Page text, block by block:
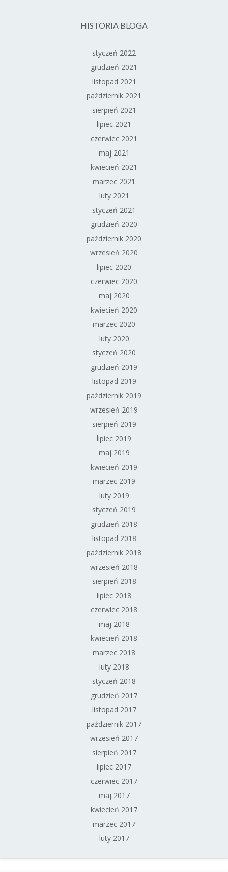
HISTORIA BLOGA
styczeń 2022
grudzień 2021
listopad 2021
październik 2021
sierpień 2021
lipiec 2021
czerwiec 2021
maj 2021
kwiecień 2021
marzec 2021
luty 2021
styczeń 2021
grudzień 2020
październik 2020
wrzesień 2020
lipiec 2020
czerwiec 2020
maj 2020
kwiecień 2020
marzec 2020
luty 2020
styczeń 2020
grudzień 2019
listopad 2019
październik 2019
wrzesień 2019
sierpień 2019
lipiec 2019
maj 2019
kwiecień 2019
marzec 2019
luty 2019
styczeń 2019
grudzień 2018
listopad 2018
październik 2018
wrzesień 2018
sierpień 2018
lipiec 2018
czerwiec 2018
maj 2018
kwiecień 2018
marzec 2018
luty 2018
styczeń 2018
grudzień 2017
listopad 2017
październik 2017
wrzesień 2017
sierpień 2017
lipiec 2017
czerwiec 2017
maj 2017
kwiecień 2017
marzec 2017
luty 2017